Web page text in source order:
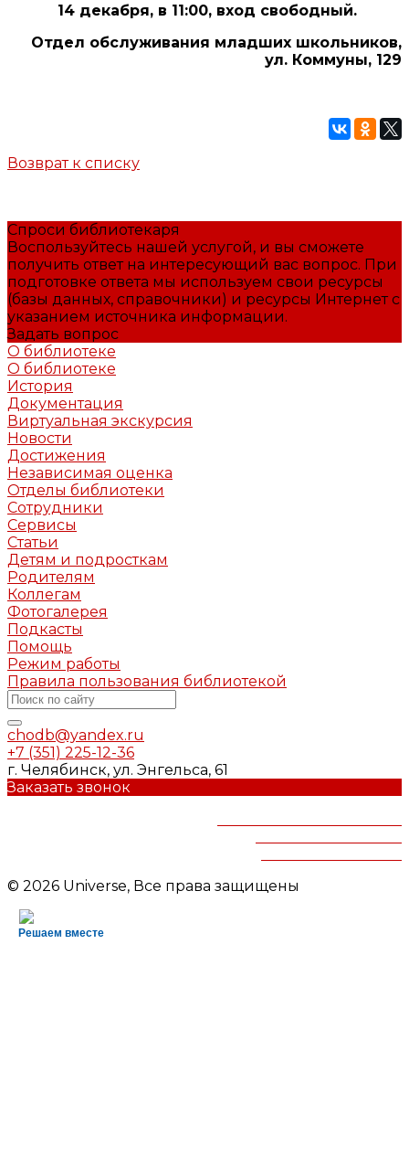
14 декабря, в 11:00, вход свободный.
Отдел обслуживания младших школьников,
ул. Коммуны, 129
Возврат к списку
Спроси библиотекаря
Воспользуйтесь нашей услугой, и вы сможете
получить ответ на интересующий вас вопрос. При
подготовке ответа мы используем свои ресурсы
(базы данных, справочники) и ресурсы Интернет с
указанием источника информации.
Задать вопрос
О библиотеке
О библиотеке
История
Документация
Виртуальная экскурсия
Новости
Достижения
Независимая оценка
Отделы библиотеки
Сотрудники
Сервисы
Статьи
Детям и подросткам
Родителям
Коллегам
Фотогалерея
Подкасты
Помощь
Режим работы
Правила пользования библиотекой
chodb@yandex.ru
+7 (351) 225-12-36
г. Челябинск, ул. Энгельса, 61
Заказать звонок
© 2026 Universe, Все права защищены
Решаем вместе